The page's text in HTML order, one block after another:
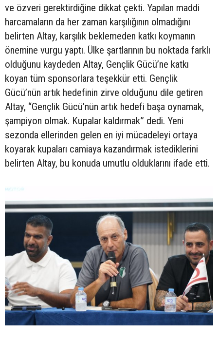
ve özveri gerektirdiğine dikkat çekti. Yapılan maddi
harcamaların da her zaman karşılığının olmadığını
belirten Altay, karşılık beklemeden katkı koymanın
önemine vurgu yaptı. Ülke şartlarının bu noktada farklı
olduğunu kaydeden Altay, Gençlik Gücü’ne katkı
koyan tüm sponsorlara teşekkür etti. Gençlik
Gücü’nün artık hedefinin zirve olduğunu dile getiren
Altay, “Gençlik Gücü’nün artık hedefi başa oynamak,
şampiyon olmak. Kupalar kaldırmak” dedi. Yeni
sezonda ellerinden gelen en iyi mücadeleyi ortaya
koyarak kupaları camiaya kazandırmak istediklerini
belirten Altay, bu konuda umutlu olduklarını ifade etti.